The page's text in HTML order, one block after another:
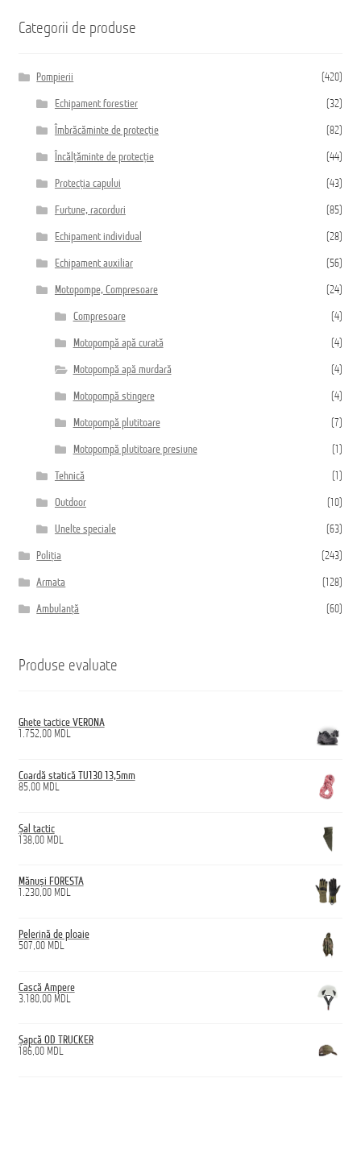
Categorii de produse
Pompierii (420)
Echipament forestier (32)
Îmbrăcăminte de protecție (82)
Încălțăminte de protecție (44)
Protecția capului (43)
Furtune, racorduri (85)
Echipament individual (28)
Echipament auxiliar (56)
Motopompe, Compresoare (24)
Compresoare (4)
Motopompă apă curată (4)
Motopompă apă murdară (4)
Motopompă stingere (4)
Motopompă plutitoare (7)
Motopompă plutitoare presiune
Tehnică
Outdoor (10)
Unelte speciale (63)
Poliția (243)
Armata (128)
Ambulanță (60)
Produse evaluate
Ghete tactice VERONA
1.752,00 MDL
Coardă statică TU130 13,5mm
85,00 MDL
Șal tactic
138,00 MDL
Mănuși FORESTA
1.230,00 MDL
Pelerină de ploaie
507,00 MDL
Cască Ampere
3.180,00 MDL
Șapcă OD TRUCKER
186,00 MDL